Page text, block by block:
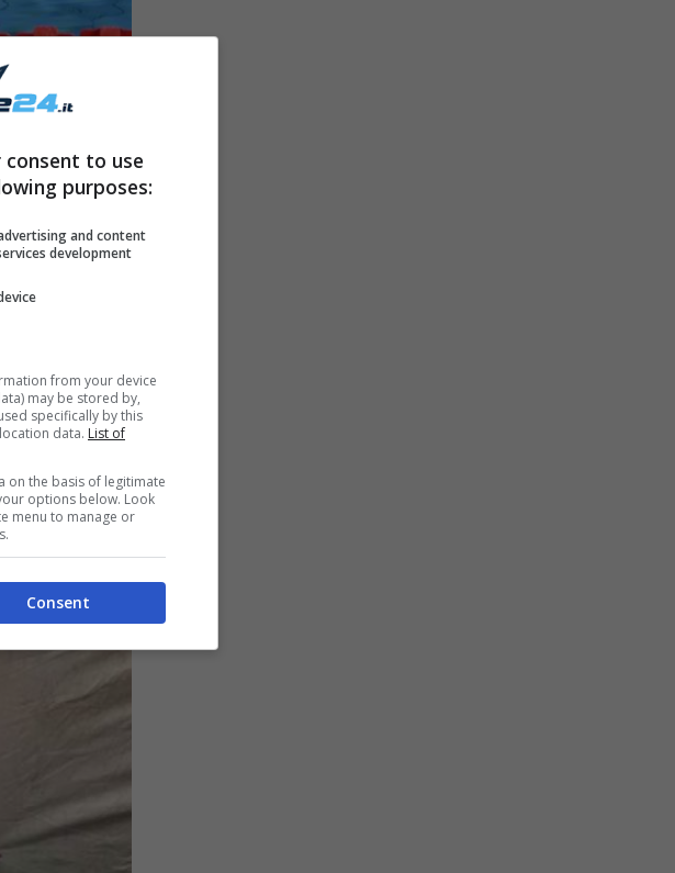
poco più che
Cinzia
presenze
nei 400 m.
la finale
arriva con
nuovo
to use
purposes:
and content
development
from your device
may be stored by,
specifically by this
data. List of
on the basis of legitimate
options below. Look
menu to manage or
Consent